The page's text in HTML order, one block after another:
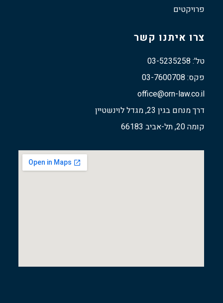
פרויקטים
צרו איתנו קשר
טל': 03-5235258
פקס: 03-7600708
office@orn-law.co.il
דרך מנחם בגין 23, מגדל לוינשטיין
קומה 20, תל-אביב 66183